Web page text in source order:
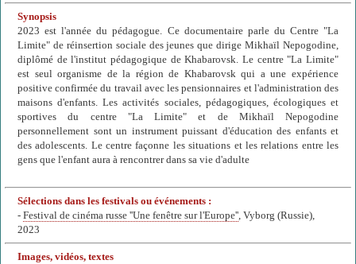
Synopsis
2023 est l'année du pédagogue. Ce documentaire parle du Centre "La
Limite" de réinsertion sociale des jeunes que dirige Mikhaïl Nepogodine,
diplômé de l'institut pédagogique de Khabarovsk. Le centre "La Limite"
est seul organisme de la région de Khabarovsk qui a une expérience
positive confirmée du travail avec les pensionnaires et l'administration des
maisons d'enfants. Les activités sociales, pédagogiques, écologiques et
sportives du centre "La Limite" et de Mikhaïl Nepogodine
personnellement sont un instrument puissant d'éducation des enfants et
des adolescents. Le centre façonne les situations et les relations entre les
gens que l'enfant aura à rencontrer dans sa vie d'adulte
Sélections dans les festivals ou événements :
- Festival de cinéma russe ''Une fenêtre sur l'Europe'', Vyborg (Russie),
2023
Images, vidéos, textes